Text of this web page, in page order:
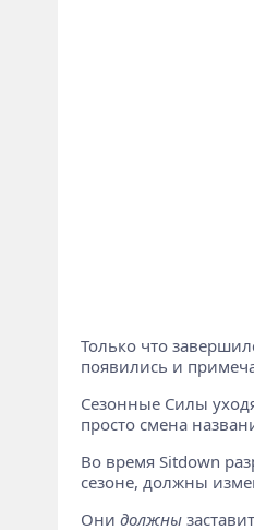
Только что
появились и
Сезонные Силы
просто смена
Во время Sitdown
сезоне, должны
Они должны